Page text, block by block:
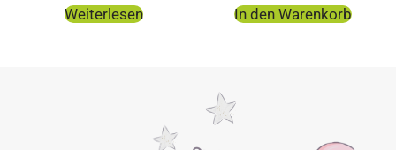
Weiterlesen In den Warenkorb